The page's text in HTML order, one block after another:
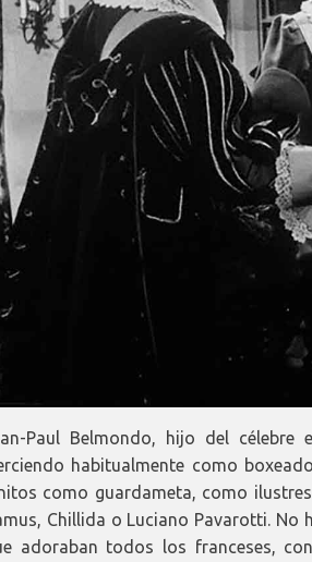
Paul Belmondo, hijo del célebre
habitualmente como
como guardameta, como
Chillida o Luciano Pavarotti. No
adoraban todos los franceses,